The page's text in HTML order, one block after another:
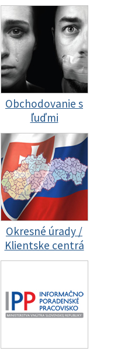
Obchodovanie s
ľuďmi
Okresné úrady /
Klientske centrá